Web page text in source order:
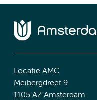
Locatie AMC
Meibergdreef 9
1105 AZ Amsterdam